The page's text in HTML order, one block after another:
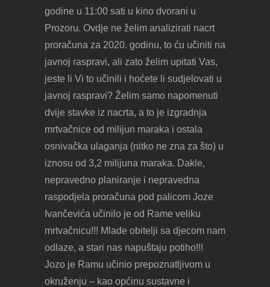
godine u 11:00 sati u kino dvorani u
Prozoru. Ovdje ne želim analizirati nacrt
proračuna za 2020. godinu, to ću učiniti na
javnoj raspravi, ali zato želim upitati Vas,
jeste li Vi to učinili i hoćete li sudjelovati u
javnoj raspravi? Želim samo napomenuti
dvije stavke iz nacrta, a to je izgradnja
mrtvačnice od milijun maraka i ostala
osnivačka ulaganja (nitko ne zna za što) u
iznosu od 3,2 milijuna maraka. Dakle,
nepravedno planiranje i nepravedna
raspodjela proračuna pod palicom Joze
Ivančevića učinilo je od Rame veliku
mrtvačnicu!!! Mlade obitelji sa djecom nam
odlaze, a stari nas napuštaju potiho!!!
Jozo je Ramu učinio prepoznatljivom u
okruženju – kao općinu sustavne i